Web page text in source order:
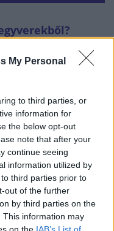
My Personal
to third parties, or
information for
the below opt-out
note that after your
continue seeing
information utilized by
third parties prior to
out of the further
by third parties on the
This information may
át a teljes